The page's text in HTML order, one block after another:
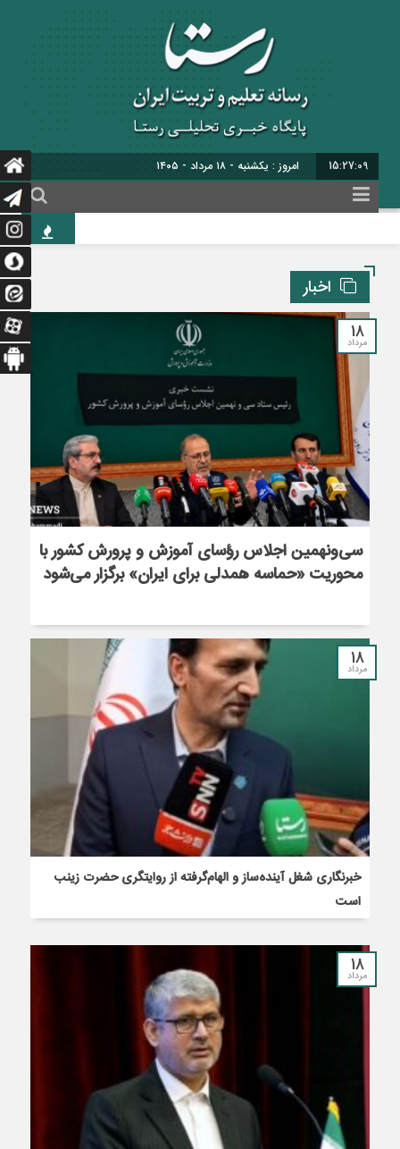
15:27:10 برابر با : 25 - صفر - 1448
سی‌ونهمین
اخبار
18
مرداد
سی‌ونهمین اجلاس رؤسای آموزش و پرورش کشور با
محوریت «حماسه همدلی برای ایران» برگزار می‌شود
18
مرداد
خبرنگاری شغل آینده‌ساز و الهام‌گرفته از روایتگری حضرت زینب
است
18
مرداد